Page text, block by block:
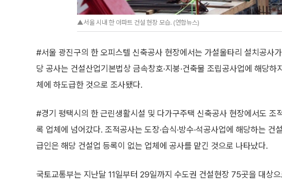
▲서울 시내 한 아파트 건설 현장 모습. (연합뉴스)
#서울 광진구의 한 오피스텔 신축공사 현장에서는 가설울타리 설치공사
당 공사는 건설산업기본법상 금속창호·지붕·건축물 조립공사업에 해당
체에 하도급한 것으로 조사됐다.
#경기 평택시의 한 근린생활시설 및 다가구주택 신축공사 현장에서도 조
록 업체에 넘어갔다. 조적공사는 도장·습식·방수·석공사업에 해당하는 건
급인은 해당 건설업 등록이 없는 업체에 공사를 맡긴 것으로 나타났다.
국토교통부는 지난달 11일부터 29일까지 수도권 건설현장 75곳을 대상